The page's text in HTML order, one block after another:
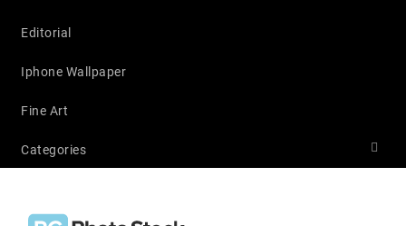
Editorial
Iphone Wallpaper
Fine Art
Categories